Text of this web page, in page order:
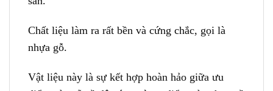
Chất liệu làm ra rất bền và cứng chắc, gọi là
nhựa gỗ.
Vật liệu này là sự kết hợp hoàn hảo giữa ưu